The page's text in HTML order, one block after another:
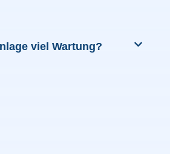
viel Wartung?